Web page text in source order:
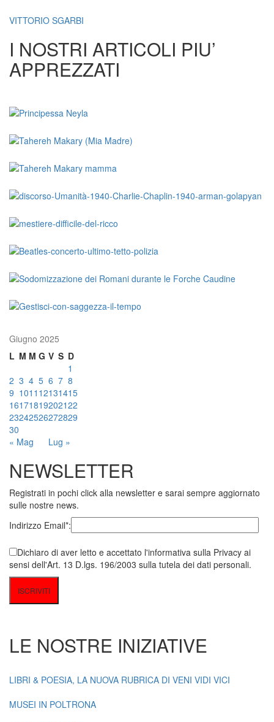
VITTORIO SGARBI
I NOSTRI ARTICOLI PIU’
APPREZZATI
Giugno 2025
L M M G V S D
« Mag Lug »
1
2 3 4 5 6 7 8
9 1011 12131415
16171819202122
23242526272829
30
NEWSLETTER
Registrati in pochi click alla newsletter e sarai sempre aggiornato
sulle nostre news.
Indirizzo Email*:
Dichiaro di aver letto e accettato l'informativa sulla Privacy ai
sensi dell'Art. 13 D.lgs. 196/2003 sulla tutela dei dati personali.
LE NOSTRE INIZIATIVE
LIBRI & POESIA, LA NUOVA RUBRICA DI VENI VIDI VICI
MUSEI IN POLTRONA